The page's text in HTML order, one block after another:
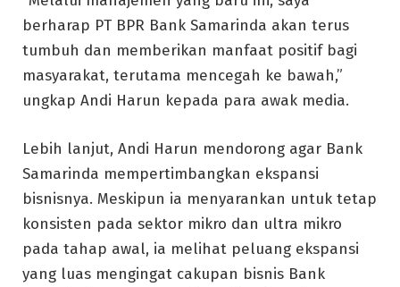
berharap PT BPR Bank Samarinda akan terus
tumbuh dan memberikan manfaat positif bagi
masyarakat, terutama mencegah ke bawah,”
ungkap Andi Harun kepada para awak media.
Lebih lanjut, Andi Harun mendorong agar Bank
Samarinda mempertimbangkan ekspansi
bisnisnya. Meskipun ia menyarankan untuk tetap
konsisten pada sektor mikro dan ultra mikro
pada tahap awal, ia melihat peluang ekspansi
yang luas mengingat cakupan bisnis Bank